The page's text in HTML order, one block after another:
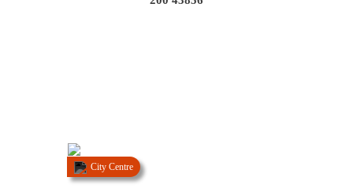
City Centre